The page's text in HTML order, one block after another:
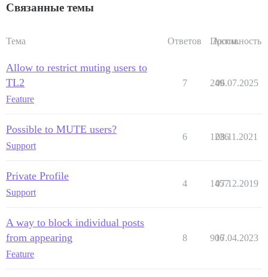
Связанные темы
Тема Ответов Просм.
Активность
Allow to restrict muting users to
TL2
Feature
7 249
06.07.2025
Possible to MUTE users?
Support
6 1236
08.11.2021
Private Profile
Support
4 1457
07.12.2019
A way to block individual posts
from appearing
Feature
8 906
17.04.2023